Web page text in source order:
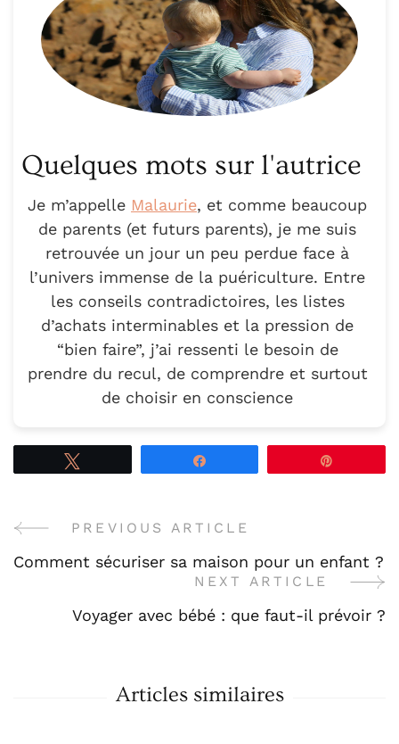
Quelques mots sur l'autrice
Je m’appelle Malaurie, et comme beaucoup
de parents (et futurs parents), je me suis
retrouvée un jour un peu perdue face à
l’univers immense de la puériculture. Entre
les conseils contradictoires, les listes
d’achats interminables et la pression de
“bien faire”, j’ai ressenti le besoin de
prendre du recul, de comprendre et surtout
de choisir en conscience
PostPREVIOUS ARTICLE
Comment sécuriser sa maison pour un enfant ?
NEXT ARTICLE
Voyager avec bébé : que faut-il prévoir ?
Articles similaires